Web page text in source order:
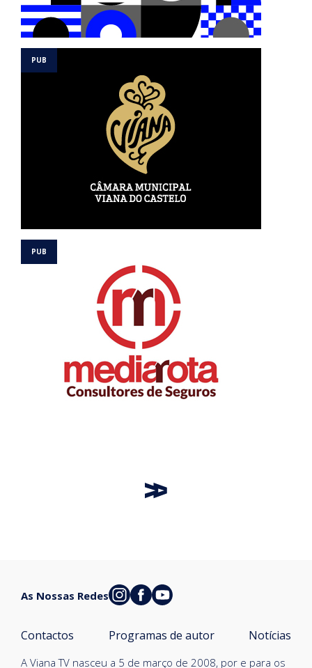
A Viana TV nasceu a 5 de março de 2008, por e para os
Contactos Programas de autor Notícias
As Nossas Redes